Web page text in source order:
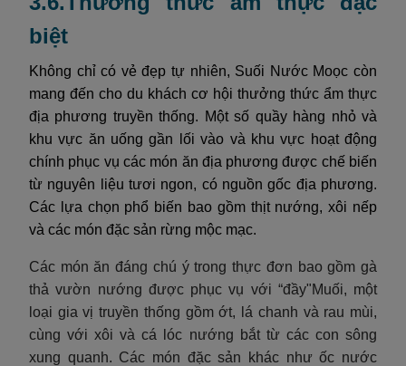
biệt
Không chỉ có vẻ đẹp tự nhiên, Suối Nước Moọc còn
mang đến cho du khách cơ hội thưởng thức ẩm thực
địa phương truyền thống. Một số quầy hàng nhỏ và
khu vực ăn uống gần lối vào và khu vực hoạt động
chính phục vụ các món ăn địa phương được chế biến
từ nguyên liệu tươi ngon, có nguồn gốc địa phương.
Các lựa chọn phổ biến bao gồm thịt nướng, xôi nếp
và các món đặc sản rừng mộc mạc.
Các món ăn đáng chú ý trong thực đơn bao gồm gà
thả vườn nướng được phục vụ với “đầy"Muối, một
loại gia vị truyền thống gồm ớt, lá chanh và rau mùi,
cùng với xôi và cá lóc nướng bắt từ các con sông
xung quanh. Các món đặc sản khác như ốc nước